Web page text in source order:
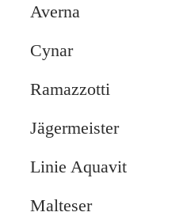
Averna
Cynar
Ramazzotti
Jägermeister
Linie Aquavit
Malteser